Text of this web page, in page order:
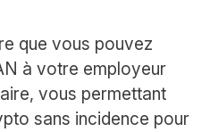
que vous pouvez
à votre employeur
vous permettant
sans incidence pour